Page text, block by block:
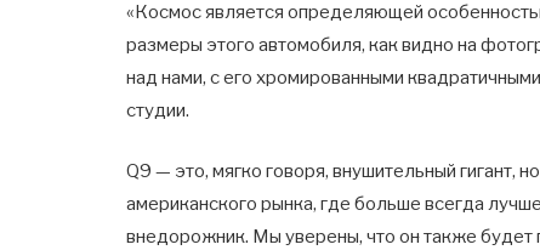
«Космос является определяющей
размеры этого автомобиля, как видно на
над нами, с его хромированными
студии.
Q9 — это, мягко говоря, внушительный гигант,
американского рынка, где больше всегда
внедорожник. Мы уверены, что он также